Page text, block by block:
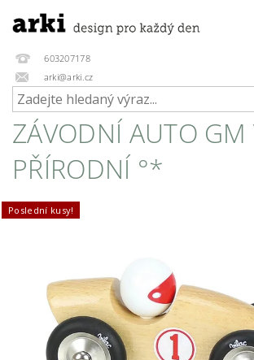
603207178
arki@arki.cz
ZÁVODNÍ AUTO GM
PŘÍRODNÍ °*
Poslední kusy!